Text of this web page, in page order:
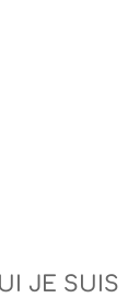
JE SUIS